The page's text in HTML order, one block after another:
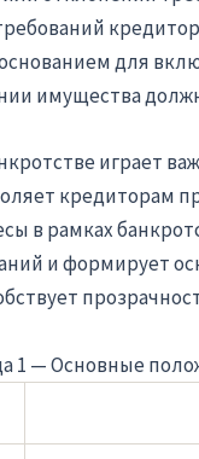
для
имущества
играет
кредиторам
в рамках
и формирует
1 — Основные